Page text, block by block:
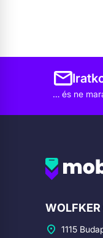
… és ne
1115